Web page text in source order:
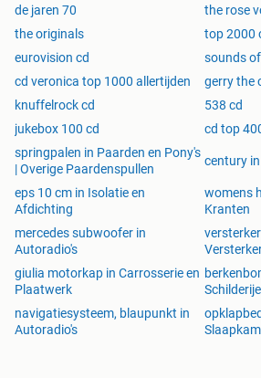
de jaren 70
the rose
the originals
top 2000
eurovision cd
sounds
cd veronica top 1000 allertijden
gerry the
knuffelrock cd
538 cd
jukebox 100 cd
cd top
springpalen in Paarden en Pony's
| Overige Paardenspullen
century
eps 10 cm in Isolatie en
Afdichting
womens
Kranten
mercedes subwoofer in
Autoradio's
giulia motorkap in Carrosserie en
Plaatwerk
navigatiesysteem, blaupunkt in
Autoradio's